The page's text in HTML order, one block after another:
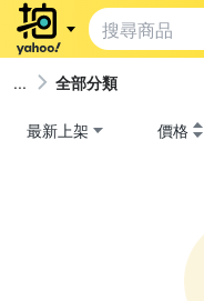
全部分類
最新上架 價格